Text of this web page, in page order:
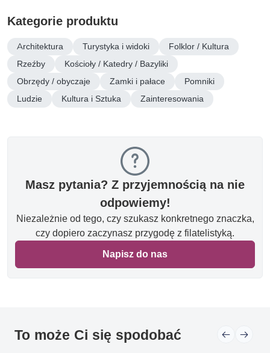
Kategorie produktu
Architektura Turystyka i widoki
Folklor / Kultura
Rzeźby
Kościoły / Katedry / Bazyliki
Obrzędy / obyczaje
Zamki i pałace
Pomniki
Ludzie
Kultura i Sztuka Zainteresowania
Masz pytania? Z przyjemnością na nie
odpowiemy!
Niezależnie od tego, czy szukasz konkretnego znaczka,
czy dopiero zaczynasz przygodę z filatelistyką.
Napisz do nas
To może Ci się spodobać